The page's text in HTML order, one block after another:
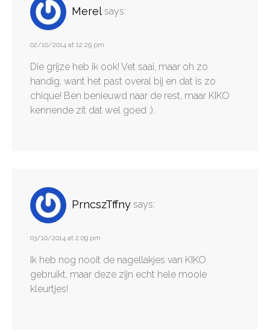
Merel says:
02/10/2014 at 12:29 pm
Die grijze heb ik ook! Vet saai, maar oh zo
handig, want het past overal bij en dat is zo
chique! Ben benieuwd naar de rest, maar KIKO
kennende zit dat wel goed ;).
PrncszTffny says:
03/10/2014 at 2:09 pm
Ik heb nog nooit de nagellakjes van KIKO
gebruikt, maar deze zijn echt hele mooie
kleurtjes!